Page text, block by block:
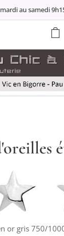
au samedi
or gris 750/